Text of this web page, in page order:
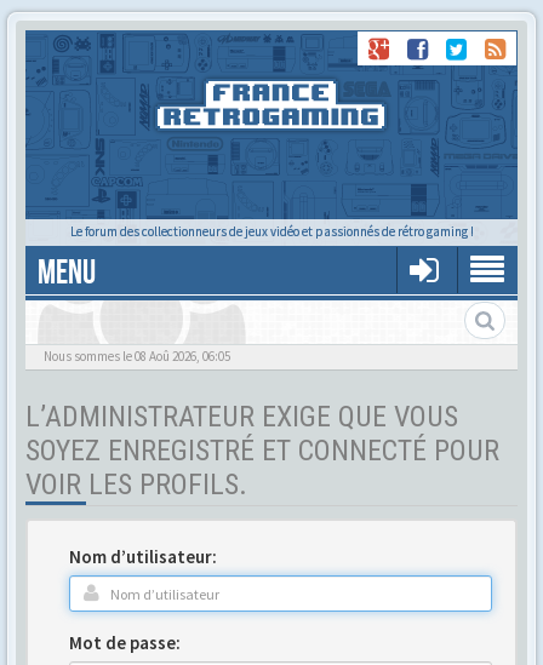
Le forum des collectionneurs de jeux vidéo et passionnés de rétro gaming !
MENU
Tu cherches quelqu'un ?
Nous sommes le 08 Aoû 2026, 06:05
L’ADMINISTRATEUR EXIGE QUE VOUS
SOYEZ ENREGISTRÉ ET CONNECTÉ POUR
VOIR LES PROFILS.
Nom d’utilisateur:
Mot de passe: